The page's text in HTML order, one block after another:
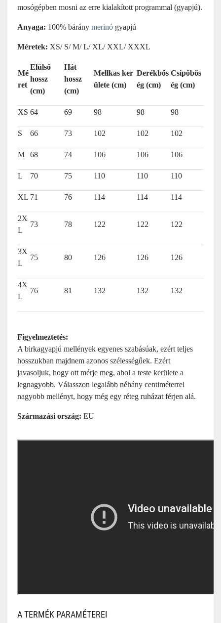
mosógépben mosni az erre kialakított programmal (gyapjú).
Anyaga: 100% bárány merinó gyapjú
Méretek: XS/ S/ M/ L/ XL/ XXL/ XXXL
Mé
ret
Elülső
hossz
(cm)
Hát
hossz
(cm)
Mellkas ker
ülete (cm)
Derékbős
ég (cm)
Csipőbős
ég (cm)
XS 64 69 98 98 98
S 66 73 102 102 102
M 68 74 106 106 106
L 70 75 110 110 110
XL 71 76 114 114 114
2X
L
73 78 122 122 122
3X
L
75 80 126 126 126
4X
L
76 81 132 132 132
Figyelmeztetés:
A birkagyapjú mellények egyenes szabásúak, ezért teljes
hosszukban majdnem azonos szélességűek. Ezért
javasoljuk, hogy ott mérje meg, ahol a teste kerülete a
legnagyobb. Válasszon legalább néhány centiméterrel
nagyobb mellényt, hogy még egy réteg ruházat férjen alá.
Származási ország: EU
A TERMÉK PARAMÉTEREI